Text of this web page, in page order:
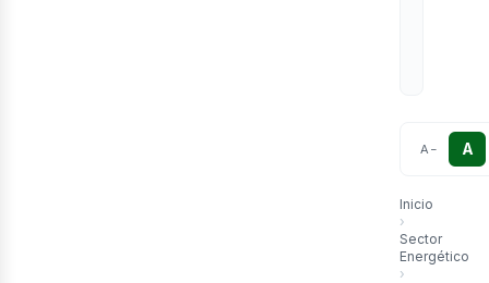
A − A
Inicio
›
Sector
Energético
›